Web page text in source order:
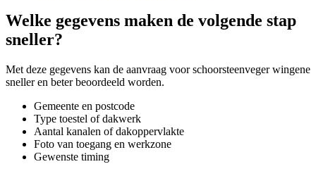
Welke gegevens maken de volgende stap
sneller?
Met deze gegevens kan de aanvraag voorschoorsteenveger wingene
sneller en beter beoordeeld worden.
Gemeente en postcode
Type toestel of dakwerk
Aantal kanalen of dakoppervlakte
Foto van toegang en werkzone
Gewenste timing